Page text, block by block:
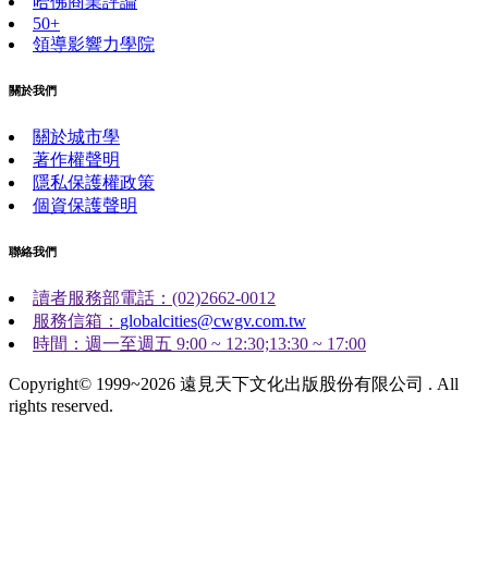
50+
領導影響力學院
關於我們
關於城市學
著作權聲明
隱私保護權政策
個資保護聲明
聯絡我們
讀者服務部電話：(02)2662-0012
服務信箱： globalcities@cwgv.com.tw
時間：週一至週五 9:00 ~ 12:30;13:30 ~ 17:00
Copyright© 1999~2026 遠見天下文化出版股份有限公司 . All
rights reserved.